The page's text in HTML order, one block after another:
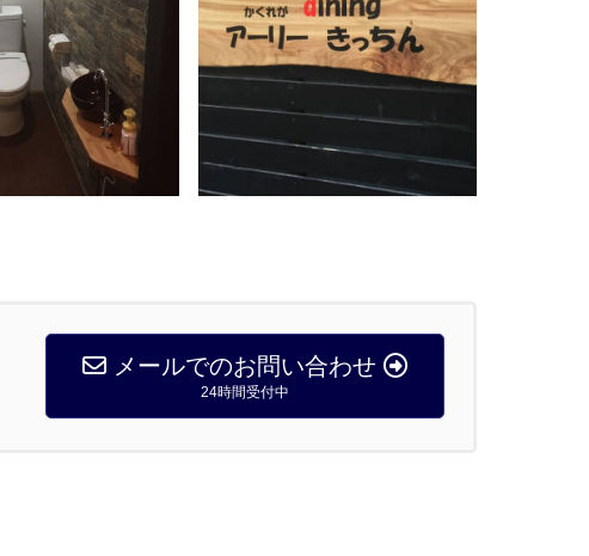
メールでのお問い合わせ
24時間受付中